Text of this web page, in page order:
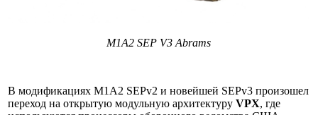
M1A2 SEP V3 Abrams
В модификациях M1A2 SEPv2 и новейшей SEPv3 произошел
переход на открытую модульную архитектуру VPX, где